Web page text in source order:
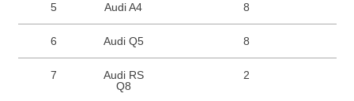
5 Audi A4 8
6 Audi Q5 8
7
Audi RS
Q8
2